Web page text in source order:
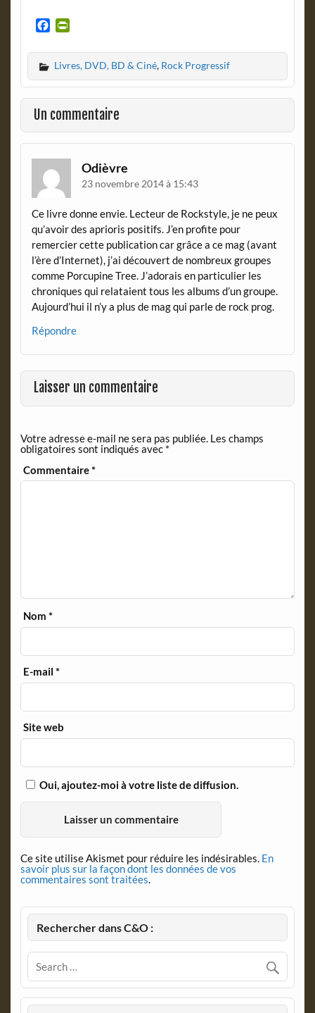
c
e
b
o
o
k
i
n
t
F
r
i
Livres, DVD, BD & Ciné, Rock Progressif
Un commentaire
Odièvre
23 novembre 2014 à 15:43
Ce livre donne envie. Lecteur de Rockstyle, je ne peux
qu’avoir des aprioris positifs. J’en profite pour
remercier cette publication car grâce a ce mag (avant
l’ère d’Internet), j’ai découvert de nombreux groupes
comme Porcupine Tree. J’adorais en particulier les
chroniques qui relataient tous les albums d’un groupe.
Aujourd’hui il n’y a plus de mag qui parle de rock prog.
Répondre
Laisser un commentaire
Votre adresse e-mail ne sera pas publiée. Les champs
obligatoires sont indiqués avec *
Commentaire*
Nom*
E-mail*
Site web
Oui, ajoutez-moi à votre liste de diffusion.
Ce site utilise Akismet pour réduire les indésirables. En
savoir plus sur la façon dont les données de vos
commentaires sont traitées.
Rechercher dans C&O :